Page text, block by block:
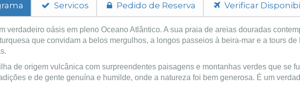
Servicos Pedido de Reserva Verificar
verdadeiro oásis em pleno Oceano Atlântico. A sua praia de areias douradas
que convidam a belos mergulhos, a longos passeios à beira-mar e a tours
de origem vulcânica com surpreendentes paisagens e montanhas verdes que se
e de gente genuína e humilde, onde a natureza foi bem generosa. É um